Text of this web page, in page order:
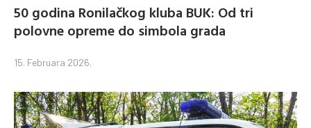
50 godina Ronilačkog kluba BUK: Od tri
polovne opreme do simbola grada
15. Februara 2026.